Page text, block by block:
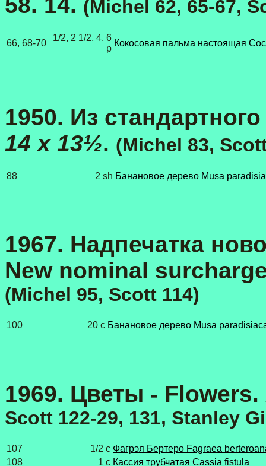
(Michel 62, 65-67,
66, 68-70
1/2, 2 1/2, 4, 6
p
Кокосовая пальма настоящая
1950. Из
14 x 13½. (Michel 83,
88 2 sh Банановое дерево Musa
1967. Надпечатка
New nominal
(Michel 95, Scott 114)
100 20 с Банановое дерево Musa
1969. Цветы - Flowers.
Scott 122-29, 131, Stanley
107 1/2 с Фагрэя Бертеро Fagraea
108
1 с Кассия трубчатая Cassia fistula